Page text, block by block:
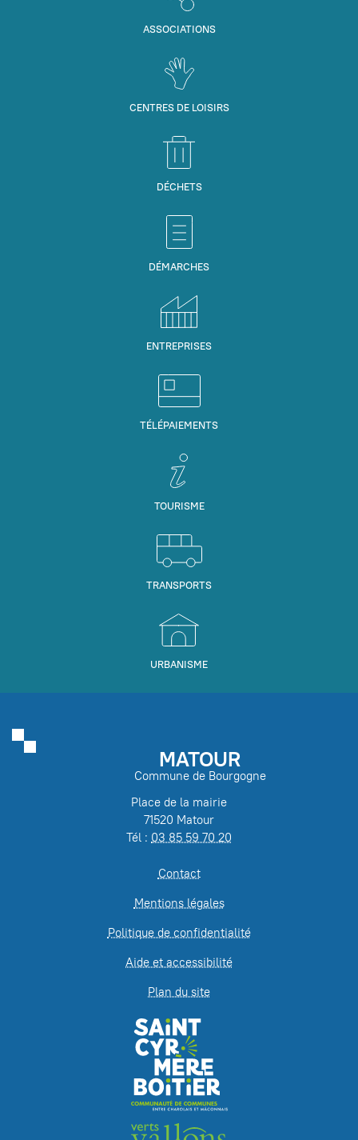
ASSOCIATIONS
CENTRES DE LOISIRS
DÉCHETS
DÉMARCHES
ENTREPRISES
TÉLÉPAIEMENTS
TOURISME
TRANSPORTS
URBANISME
MATOUR
Commune de Bourgogne
Place de la mairie
71520 Matour
Tél : 03 85 59 70 20
Contact
Mentions légales
Politique de confidentialité
Aide et accessibilité
Plan du site